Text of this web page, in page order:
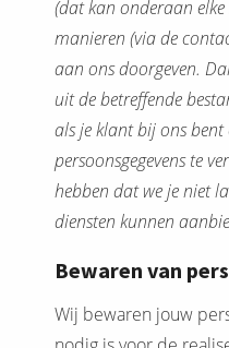
(dat kan onderaan
manieren (via de
aan ons doorgeven.
uit de betreffende
als je klant bij ons bent
persoonsgegevens te
hebben dat we je niet
diensten kunnen
Bewaren van
Wij bewaren jouw